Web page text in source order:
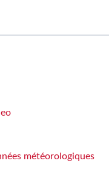
météorologiques